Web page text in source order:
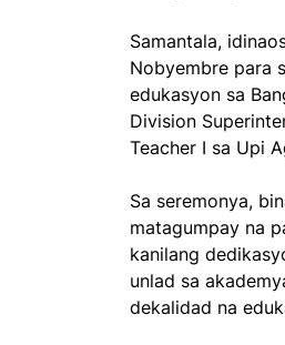
Samantala,
Nobyembre para
edukasyon sa
Division
Teacher I sa Upi
Sa seremonya,
matagumpay na
kanilang
unlad sa
dekalidad na